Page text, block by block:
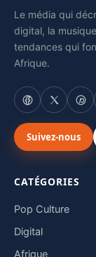
Le média qui
digital, la
tendances qui
Afrique.
Suivez-nous
CATÉGORIES
Pop Culture
Digital
Afrique